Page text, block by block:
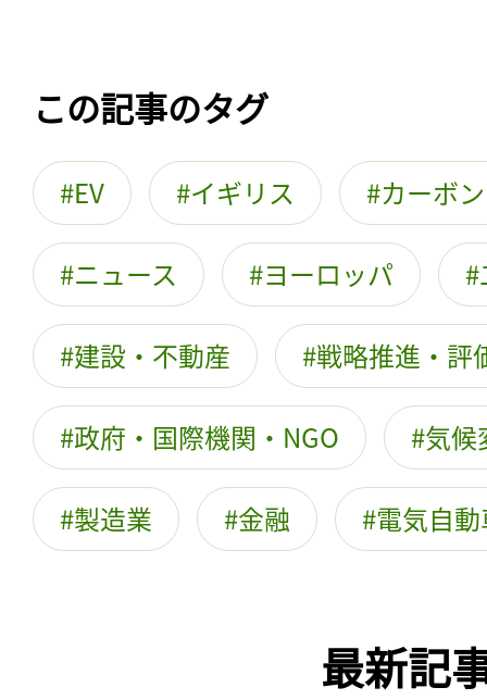
この記事のタグ
EV イギリス カーボ
ニュース ヨーロッパ
建設・不動産 戦略推進・評
政府・国際機関・NGO 気候
製造業 金融 電気自
最新記